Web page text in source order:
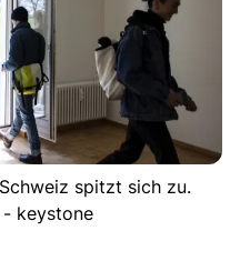
spitzt sich zu.
keystone